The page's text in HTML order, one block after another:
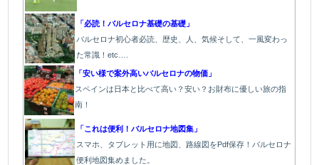
「必読！バルセロナ基礎の基礎」
バルセロナ初心者必読、歴史、人、気候そして、一風変わっ
た常識！etc….
「安い様で案外高いバルセロナの物価」
スペインは日本と比べて高い？安い？お財布に優しい旅の指
南！
「これは便利！バルセロナ地図集」
スマホ、タブレット用に地図、路線図をPdf保存！バルセロナ
便利地図集めました。